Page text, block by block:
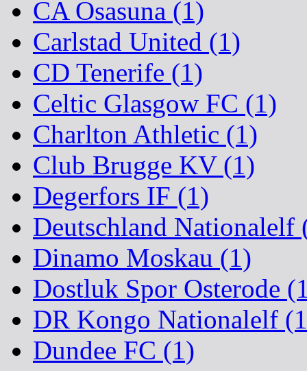
CA Osasuna (1)
Carlstad United (1)
CD Tenerife (1)
Celtic Glasgow FC (1)
Charlton Athletic (1)
Club Brugge KV (1)
Degerfors IF (1)
Deutschland Nationalelf
Dinamo Moskau (1)
Dostluk Spor Osterode
DR Kongo Nationalelf
Dundee FC (1)